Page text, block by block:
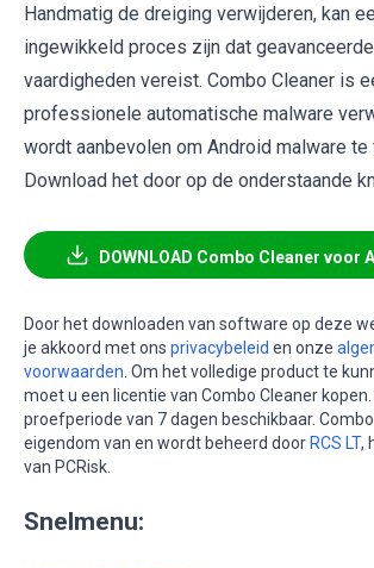
Handmatig de dreiging verwijderen, kan
ingewikkeld proces zijn dat
vaardigheden vereist. Combo Cleaner is
professionele automatische malware
wordt aanbevolen om Android malware te
Download het door op de onderstaande
DOWNLOAD Combo Cleaner voor
Door het downloaden van software op deze
je akkoord met ons privacybeleid en onze
voorwaarden . Om het volledige product te
moet u een licentie van Combo Cleaner
proefperiode van 7 dagen beschikbaar.
eigendom van en wordt beheerd door RCS LT,
van PCRisk.
Snelmenu: